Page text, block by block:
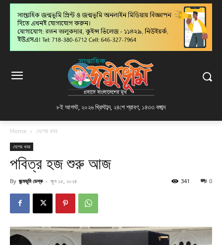
৮ই আগস্ট, ২০২৬ খ্রিস্টাব্দ, ২৪শে শ্রাবণ, ১৪৩৩ বঙ্গাব্দ
Home দেশের খবর
দেশের খবর
পবিত্র হজ শুরু আজ
By জন্মভূমি ডেস্ক - জুন ১৫, ২০২৪ 0
341